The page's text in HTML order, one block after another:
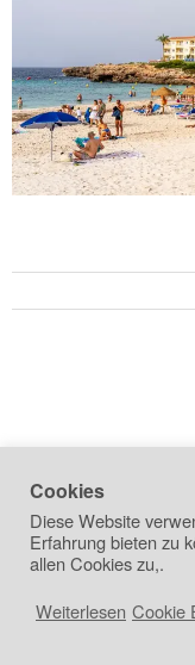
copyright 2026
Cookies
Diese Website
Erfahrung bieten zu
allen Cookies zu,.
Weiterlesen Cookie